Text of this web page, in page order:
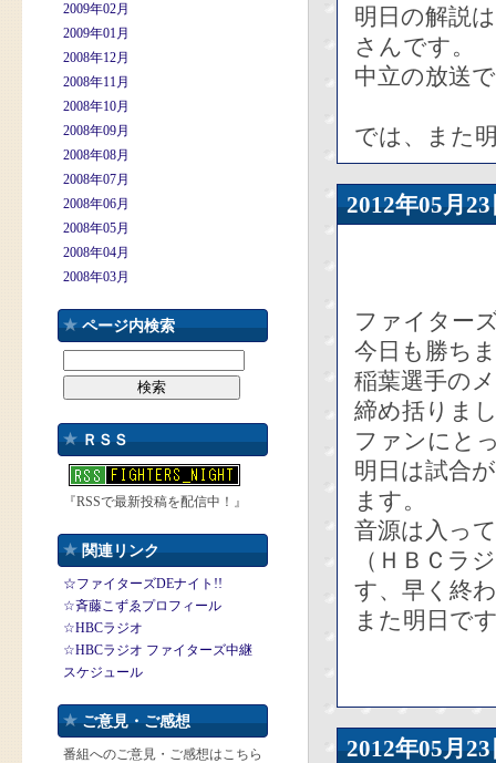
2009年02月
2009年01月
2008年12月
2008年11月
2008年10月
2008年09月
2008年08月
2008年07月
2008年06月
2008年05月
2008年04月
2008年03月
ページ内検索
ＲＳＳ
『RSSで最新投稿を配信中！』
関連リンク
☆ファイターズDEナイト!!
☆斉藤こずゑプロフィール
☆HBCラジオ
☆HBCラジオ ファイターズ中継
スケジュール
ご意見・ご感想
番組へのご意見・ご感想はこちら
明日の解説
さんです。
中立の放送
では、また
2012年05
ファイター
今日も勝ち
稲葉選手の
締め括りま
ファンにと
明日は試合
ます。
音源は入っ
（ＨＢＣラ
す、早く終
また明日で
2012年05